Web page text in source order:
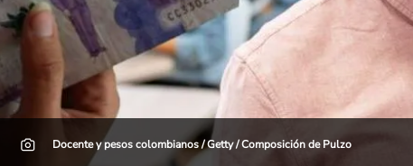
Docente y pesos colombianos / Getty / Composición de Pulzo